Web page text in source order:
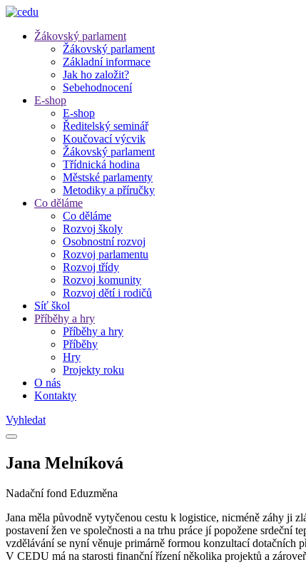
Žákovský parlament
Žákovský parlament
Základní informace
Jak ho založit?
Sebehodnocení
E-shop
E-shop
Ředitelský seminář
Koučovací výcvik
Žákovský parlament
Třídnická hodina
Městské parlamenty
Metodiky a příručky
Co děláme
Co děláme
Rozvoj školy
Osobnostní rozvoj
Rozvoj parlamentu
Rozvoj třídy
Rozvoj komunity
Rozvoj dětí i rodičů
Síť škol
Příběhy a hry
Příběhy a hry
Příběhy
Hry
Projekty roku
O nás
Kontakty
Vyhledat
Jana Melníková
Nadační fond Eduzměna
Jana měla původně vytyčenou cestu k logistice, nicméně záhy ji
postavení žen ve společnosti a na trhu práce jí popožene srdeční
vzdělávání se nyní věnuje primárně formou konzultací dotačních
V CEDU má na starosti finanční řízení několika projektů a